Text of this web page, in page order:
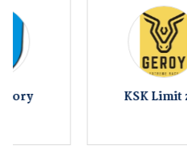
Fitness AVE